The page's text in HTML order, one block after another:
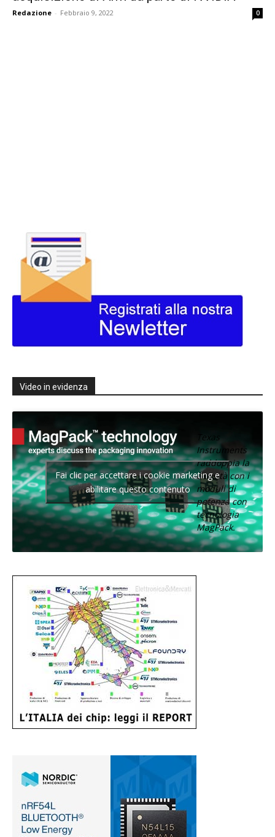
Redazione - Febbraio 9, 2022 0
Video in evidenza
Texas
Instruments
raddoppia la
densità con i
moduli di
potenza con
tecnologia
MagPack.
Fai clic per accettare i cookie marketing e
abilitare questo contenuto